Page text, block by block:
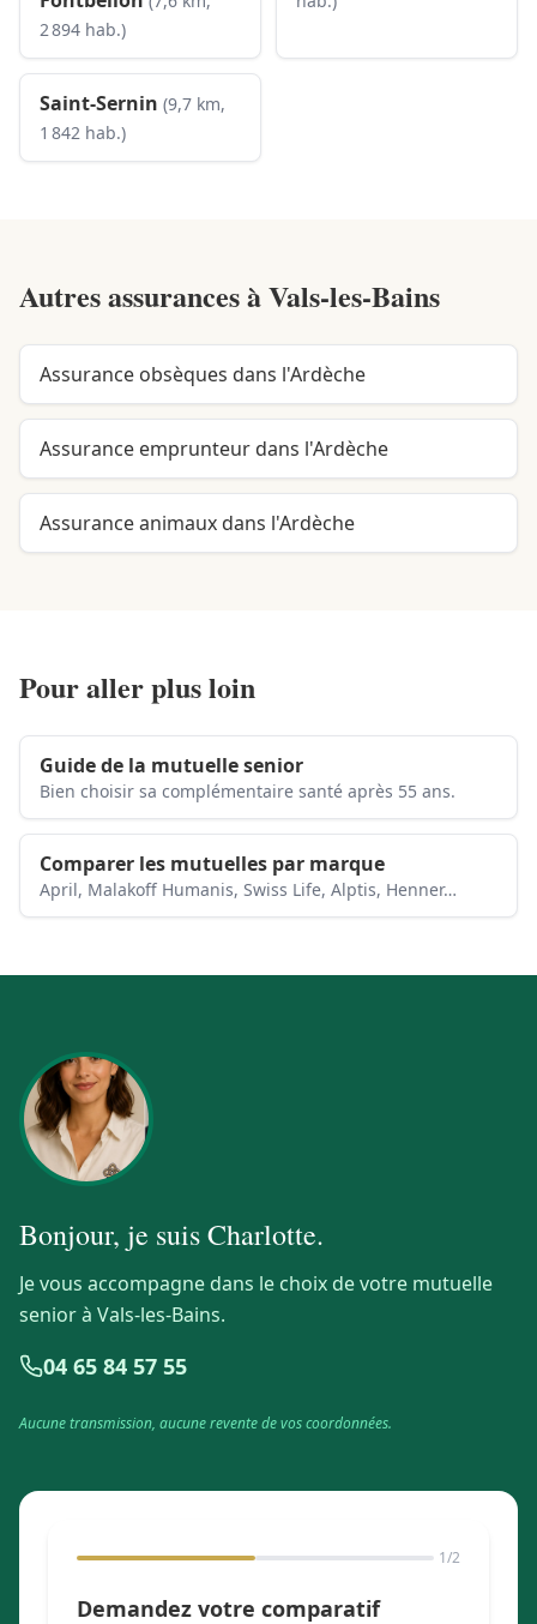
2 894 hab.)
Saint-Sernin (9,7 km,
1 842 hab.)
Autres assurances àVals-les-Bains
Assurance obsèques dans l'Ardèche
Assurance emprunteur dans l'Ardèche
Assurance animaux dans l'Ardèche
Pour aller plus loin
Guide de la mutuelle senior
Bien choisir sa complémentaire santé après 55 ans.
Comparer les mutuelles par marque
April, Malakoff Humanis, Swiss Life, Alptis, Henner…
Bonjour, je suisCharlotte.
Je vous accompagne dans le choix de votre mutuelle
senior à Vals-les-Bains.
04 65 84 57 55
Aucune transmission, aucune revente de vos coordonnées.
1/2
Demandez votre comparatif